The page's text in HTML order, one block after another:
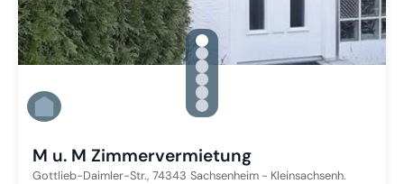
gallery.slide_selector
Zu Slide 1 wechseln
Zu Slide 2 wechseln
Zu Slide 3 wechseln
Zu Slide 4 wechseln
Zu Slide 5 wechseln
Zu Slide 6 wechseln
M u. M Zimmervermietung
Gottlieb-Daimler-Str., 74343 Sachsenheim - Kleinsachsenh.